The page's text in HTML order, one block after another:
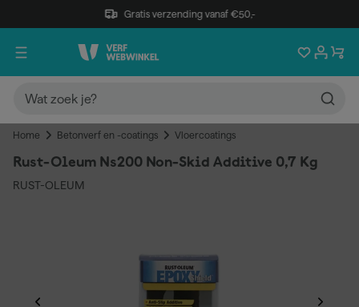
Gratis verzending vanaf €50,-
Home Betonverf en -coatings Vloercoatings
Rust-Oleum Ns200 Non-Skid Additive 0,7 Kg
RUST-OLEUM